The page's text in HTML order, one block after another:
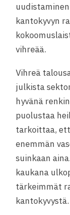
kantokyvyn
vihreää.
Vihreä
julkista
hyvänä
puolustaa
tarkoittaa,
enemmän
suinkaan
kaukana
tärkeimmät
kantokyvystä.